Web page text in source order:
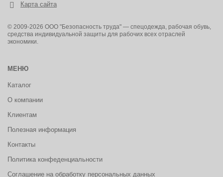
Карта сайта
© 2009-2026 ООО "Безопасность труда" — спецодежда, рабочая обувь,
средства индивидуальной защиты для рабочих всех отраслей
экономики.
МЕНЮ
Каталог
О компании
Клиентам
Полезная информация
Контакты
Политика конфеденциальности
Соглашение на обработку персональных данных